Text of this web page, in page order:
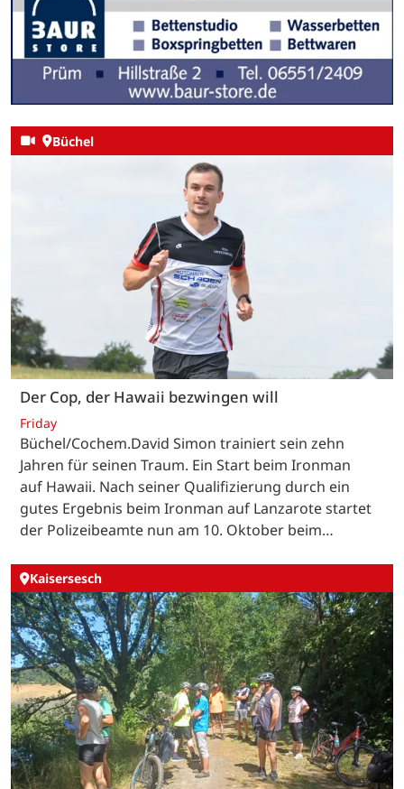
Büchel
Der Cop, der Hawaii bezwingen will
Friday
Büchel/Cochem.David Simon trainiert sein zehn
Jahren für seinen Traum. Ein Start beim Ironman
auf Hawaii. Nach seiner Qualifizierung durch ein
gutes Ergebnis beim Ironman auf Lanzarote startet
der Polizeibeamte nun am 10. Oktober beim…
Kaisersesch